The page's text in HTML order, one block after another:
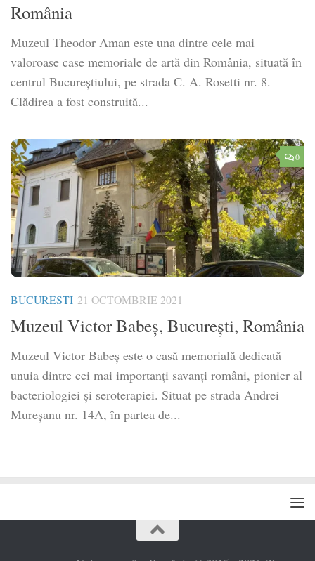
România
Muzeul Theodor Aman este una dintre cele mai
valoroase case memoriale de artă din România, situată în
centrul Bucureștiului, pe strada C. A. Rosetti nr. 8.
Clădirea a fost construită...
0
BUCURESTI 21 OCTOMBRIE 2021
Muzeul Victor Babeș, București, România
Muzeul Victor Babeș este o casă memorială dedicată
unuia dintre cei mai importanți savanți români, pionier al
bacteriologiei și seroterapiei. Situat pe strada Andrei
Mureșanu nr. 14A, în partea de...